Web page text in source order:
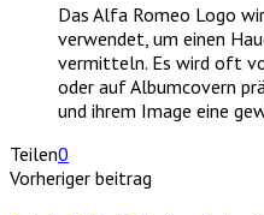
Das Alfa Romeo Logo
verwendet, um einen
vermitteln. Es wird oft
oder auf Albumcovern
und ihrem Image eine
Teilen0
Vorheriger beitrag